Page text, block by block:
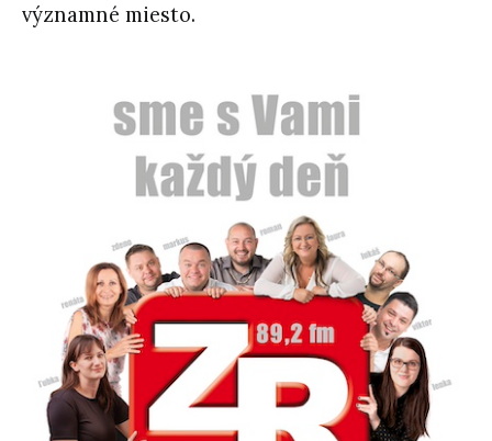
významné miesto.